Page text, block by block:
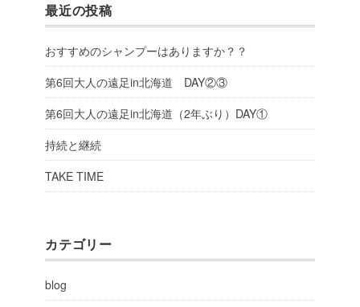
最近の投稿
おすすめのシャンプーはありますか？？
第6回大人の遠足in北海道 DAY②③
第6回大人の遠足in北海道（2年ぶり）DAY①
持続と継続
TAKE TIME
カテゴリー
blog